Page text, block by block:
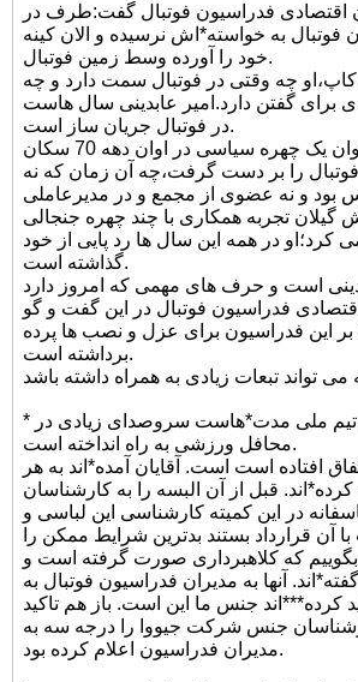
فدراسیون فوتبال گفت:طرف در
فوتبال به خواسته*اش نرسیده و الان کینه
خود را آورده وسط زمین فوتبال.
چه وقتی در فوتبال سمت دارد و چه
برای گفتن دارد.امیر عابدینی سال هاست
در فوتبال جریان ساز است.
چه وقتی به عنوان یک چهره سیاسی در اوان دهه 70 سکان
را بر دست گرفت،چه آن زمان که نه
بود و نه عضوی از مجمع و در مدیرعاملی
گیلان تجربه همکاری با چند چهره جنجالی
کرد؛او در همه این سال ها رد پایی از خود
گذاشته است.
فدراسیون فوتبال در این گفت و گو
بر این فدراسیون برای عزل و نصب ها پرده
برداشته است.
* ماجرای لباس*های تیم ملی مدت*هاست سروصدای زیادی در
محافل ورزشی به راه انداخته است.
افتاده است است. آقایان آمده*اند به هر
کرده*اند. قبل از آن البسه را به کارشناسان
در این کمیته کارشناسی این لباسی و
آن قرارداد بستند بدترین شرایط ممکن را
بگوییم که کلاهبرداری صورت گرفته است و
آنها به مدیران فدراسیون فوتبال به
کرده***اند جنس ما این است. باز هم تاکید
جنس شرکت جیووا را درجه سه به
مدیران فدراسیون اعلام کرده بود.